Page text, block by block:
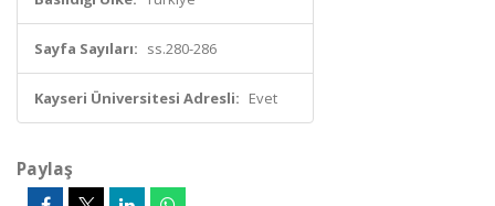
Sayfa Sayıları: ss.280-286
Kayseri Üniversitesi Adresli: Evet
Paylaş